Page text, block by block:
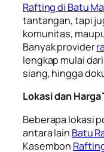
Rafting di Batu
tantangan, tapi
komunitas,
Banyak provider
lengkap mulai
siang, hingga
Lokasi dan
Beberapa lokasi
antara lain Batu
Kasembon